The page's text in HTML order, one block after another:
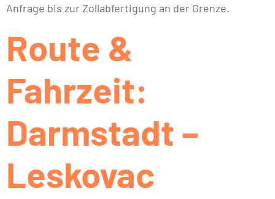
Anfrage bis zur Zollabfertigung an der Grenze.
Route &
Fahrzeit:
Darmstadt –
Leskovac